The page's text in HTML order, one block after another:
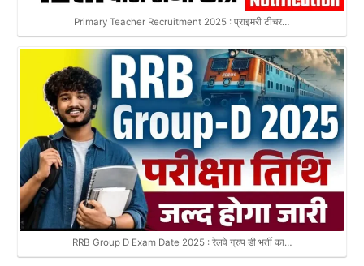
Primary Teacher Recruitment 2025 : प्राइमरी टीचर…
RRB Group D Exam Date 2025 : रेलवे ग्रुप डी भर्ती का…